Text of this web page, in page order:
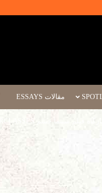
مقالات ESSAYS
کارگاه فیلم سینما چشم WORKSHOPS/MASTERCLASSES